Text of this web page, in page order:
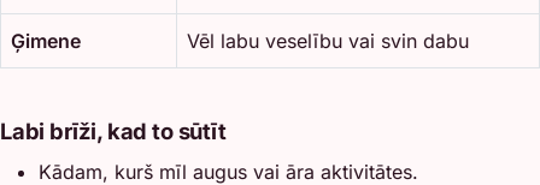
Ģimene Vēl labu veselību vai svin dabu
Labi brīži, kad to sūtīt
Kādam, kurš mīl augus vai āra aktivitātes.